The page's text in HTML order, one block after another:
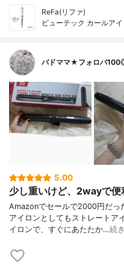
ReFa(リファ)
ビューテック カールア
バドママ★フォロバ
5.00
少し重いけど、2wayで便
Amazonでセールで2000円だっ
アイロンとしてもストレートア
イロンで、すぐにあたたか…続